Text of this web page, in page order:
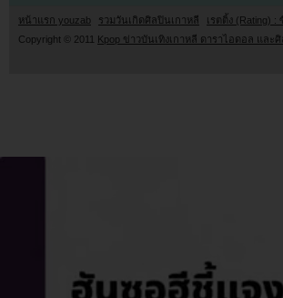
หน้าแรก youzab รวมวันเกิดศิลปินเกาหลี เรตติ้ง (Rating) :
Copyright © 2011 Kpop ข่าวบันเทิงเกาหลี ดาราไอดอล แล